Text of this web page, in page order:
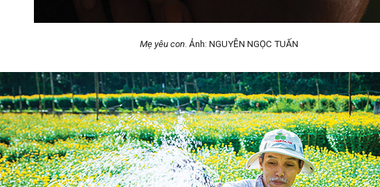
Mẹ yêu con. Ảnh: NGUYỄN NGỌC TUẤN